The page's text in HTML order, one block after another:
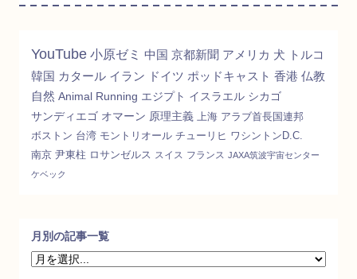
YouTube 小原ゼミ 中国 京都新聞 アメリカ 犬 トルコ
韓国 カタール イラン ドイツ ポッドキャスト 香港 仏教
自然 Animal Running エジプト イスラエル シカゴ
サンディエゴ オマーン 原理主義 上海 アラブ首長国連邦
ボストン 台湾 モントリオール チューリヒ ワシントンD.C.
南京 尹東柱 ロサンゼルス スイス フランス JAXA筑波宇宙センター
ケベック
月別の記事一覧